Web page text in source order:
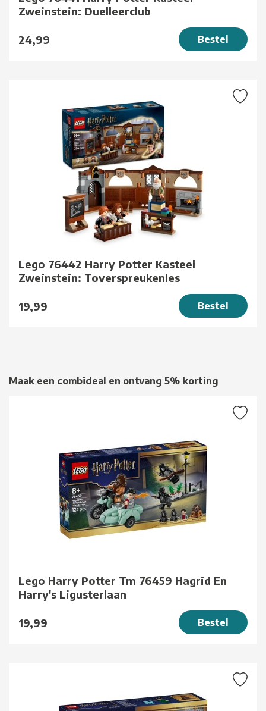
Zweinstein: Duelleerclub
24,99 Bestel
Lego 76442 Harry Potter Kasteel
Zweinstein: Toverspreukenles
19,99 Bestel
Maak een combideal en ontvang 5% korting
Lego Harry Potter Tm 76459 Hagrid En
Harry's Ligusterlaan
19,99 Bestel